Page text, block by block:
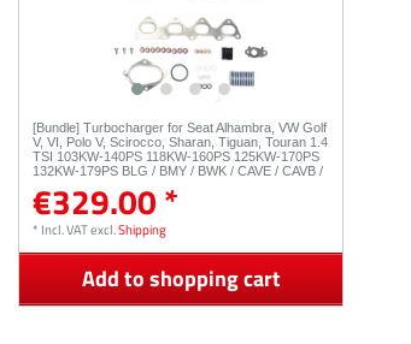
[Bundle] Turbocharger for Seat Alhambra, VW Golf
V, VI, Polo V, Scirocco, Sharan, Tiguan, Touran 1.4
TSI 103KW-140PS 118KW-160PS 125KW-170PS
132KW-179PS BLG / BMY / BWK / CAVE / CAVB /
53039880162 53039880248
€329.00 *
* Incl. VATexcl.Shipping
Add to shopping cart